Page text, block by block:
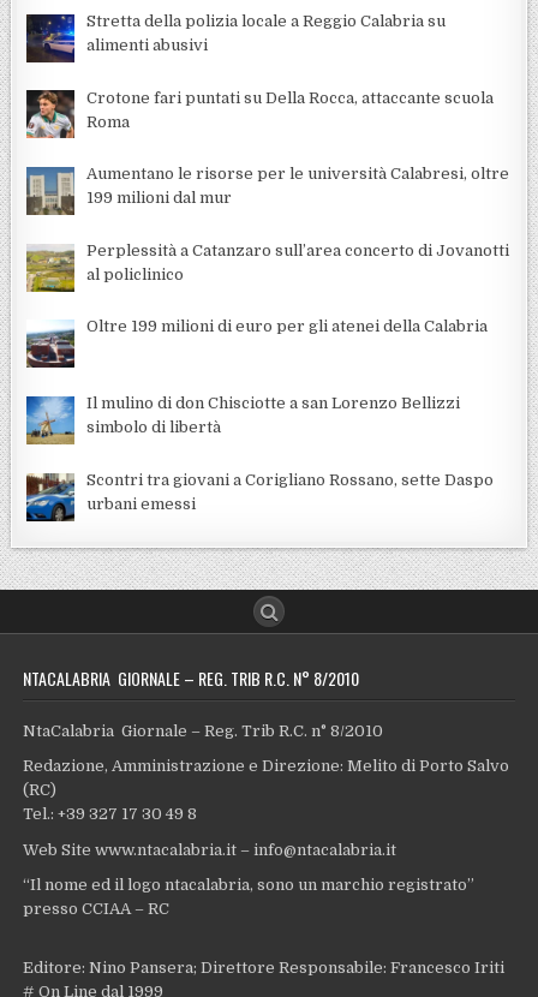
Stretta della polizia locale a Reggio Calabria su
alimenti abusivi
Crotone fari puntati su Della Rocca, attaccante scuola
Roma
Aumentano le risorse per le università Calabresi, oltre
199 milioni dal mur
Perplessità a Catanzaro sull’area concerto di Jovanotti
al policlinico
Oltre 199 milioni di euro per gli atenei della Calabria
Il mulino di don Chisciotte a san Lorenzo Bellizzi
simbolo di libertà
Scontri tra giovani a Corigliano Rossano, sette Daspo
urbani emessi
NTACALABRIA GIORNALE – REG. TRIB R.C. N° 8/2010
NtaCalabria Giornale – Reg. Trib R.C. n° 8/2010
Redazione, Amministrazione e Direzione: Melito di Porto Salvo
(RC)
Tel.: +39 327 17 30 49 8
Web Site www.ntacalabria.it – info@ntacalabria.it
“Il nome ed il logo ntacalabria, sono un marchio registrato”
presso CCIAA – RC
Editore: Nino Pansera; Direttore Responsabile: Francesco Iriti
# On Line dal 1999